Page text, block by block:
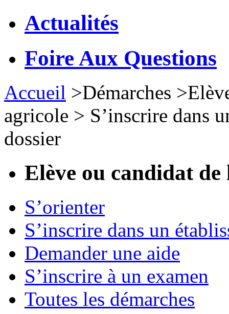
Actualités
Foire Aux Questions
Accueil >Démarches >
agricole > S’inscrire dans
dossier
Elève ou candidat de
S’orienter
S’inscrire dans un
Demander une aide
S’inscrire à un examen
Toutes les démarches